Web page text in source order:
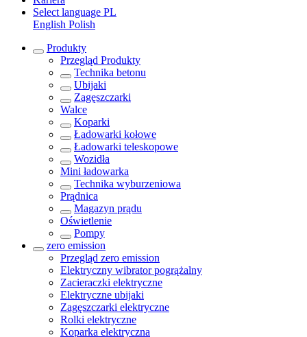
Select language PL
English Polish
Produkty
Przegląd Produkty
Technika betonu
Ubijaki
Zagęszczarki
Walce
Koparki
Ładowarki kołowe
Ładowarki teleskopowe
Wozidła
Mini ładowarka
Technika wyburzeniowa
Prądnica
Magazyn prądu
Oświetlenie
Pompy
zero emission
Przegląd zero emission
Elektryczny wibrator pogrążalny
Zacieraczki elektryczne
Elektryczne ubijaki
Zagęszczarki elektryczne
Rolki elektryczne
Koparka elektryczna